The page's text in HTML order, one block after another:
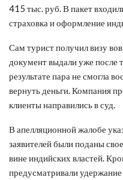
415 тыс. руб. В пакет
страховка и оформление
Сам турист получил визу
документ выдали уже после
результате пара не смогла
вернуть деньги. Компания
клиенты направились в суд.
В апелляционной жалобе
заявителей были поданы
вине индийских властей.
предусматривали